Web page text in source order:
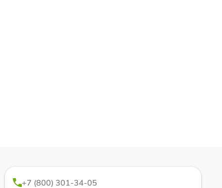
+7 (800) 301-34-05